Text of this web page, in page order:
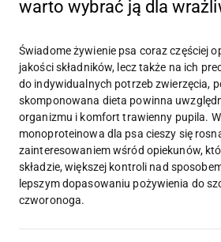
warto wybrać ją dla
Świadome żywienie psa coraz częściej
jakości składników, lecz także na ich
do indywidualnych potrzeb zwierzęcia,
skomponowana dieta powinna
organizmu i komfort trawienny pupila.
monoproteinowa dla psa cieszy się
zainteresowaniem wśród opiekunów,
składzie, większej kontroli nad
lepszym dopasowaniu pożywienia do
czworonoga.